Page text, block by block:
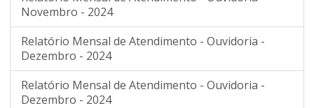
Novembro - 2024
Relatório Mensal de Atendimento - Ouvidoria -
Dezembro - 2024
Relatório Mensal de Atendimento - Ouvidoria -
Dezembro - 2024